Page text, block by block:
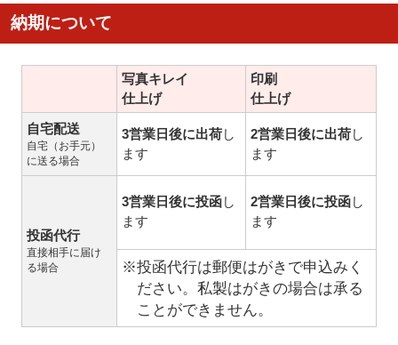
納期について
写真キレイ
仕上げ
印刷
仕上げ
自宅配送
自宅（お手元）
に送る場合
3営業日後に出荷し
ます
2営業日後に出荷し
ます
投函代行
直接相手に届け
る場合
3営業日後に投函し
ます
2営業日後に投函し
ます
※投函代行は郵便はがきで申込みく
ださい。私製はがきの場合は承る
ことができません。